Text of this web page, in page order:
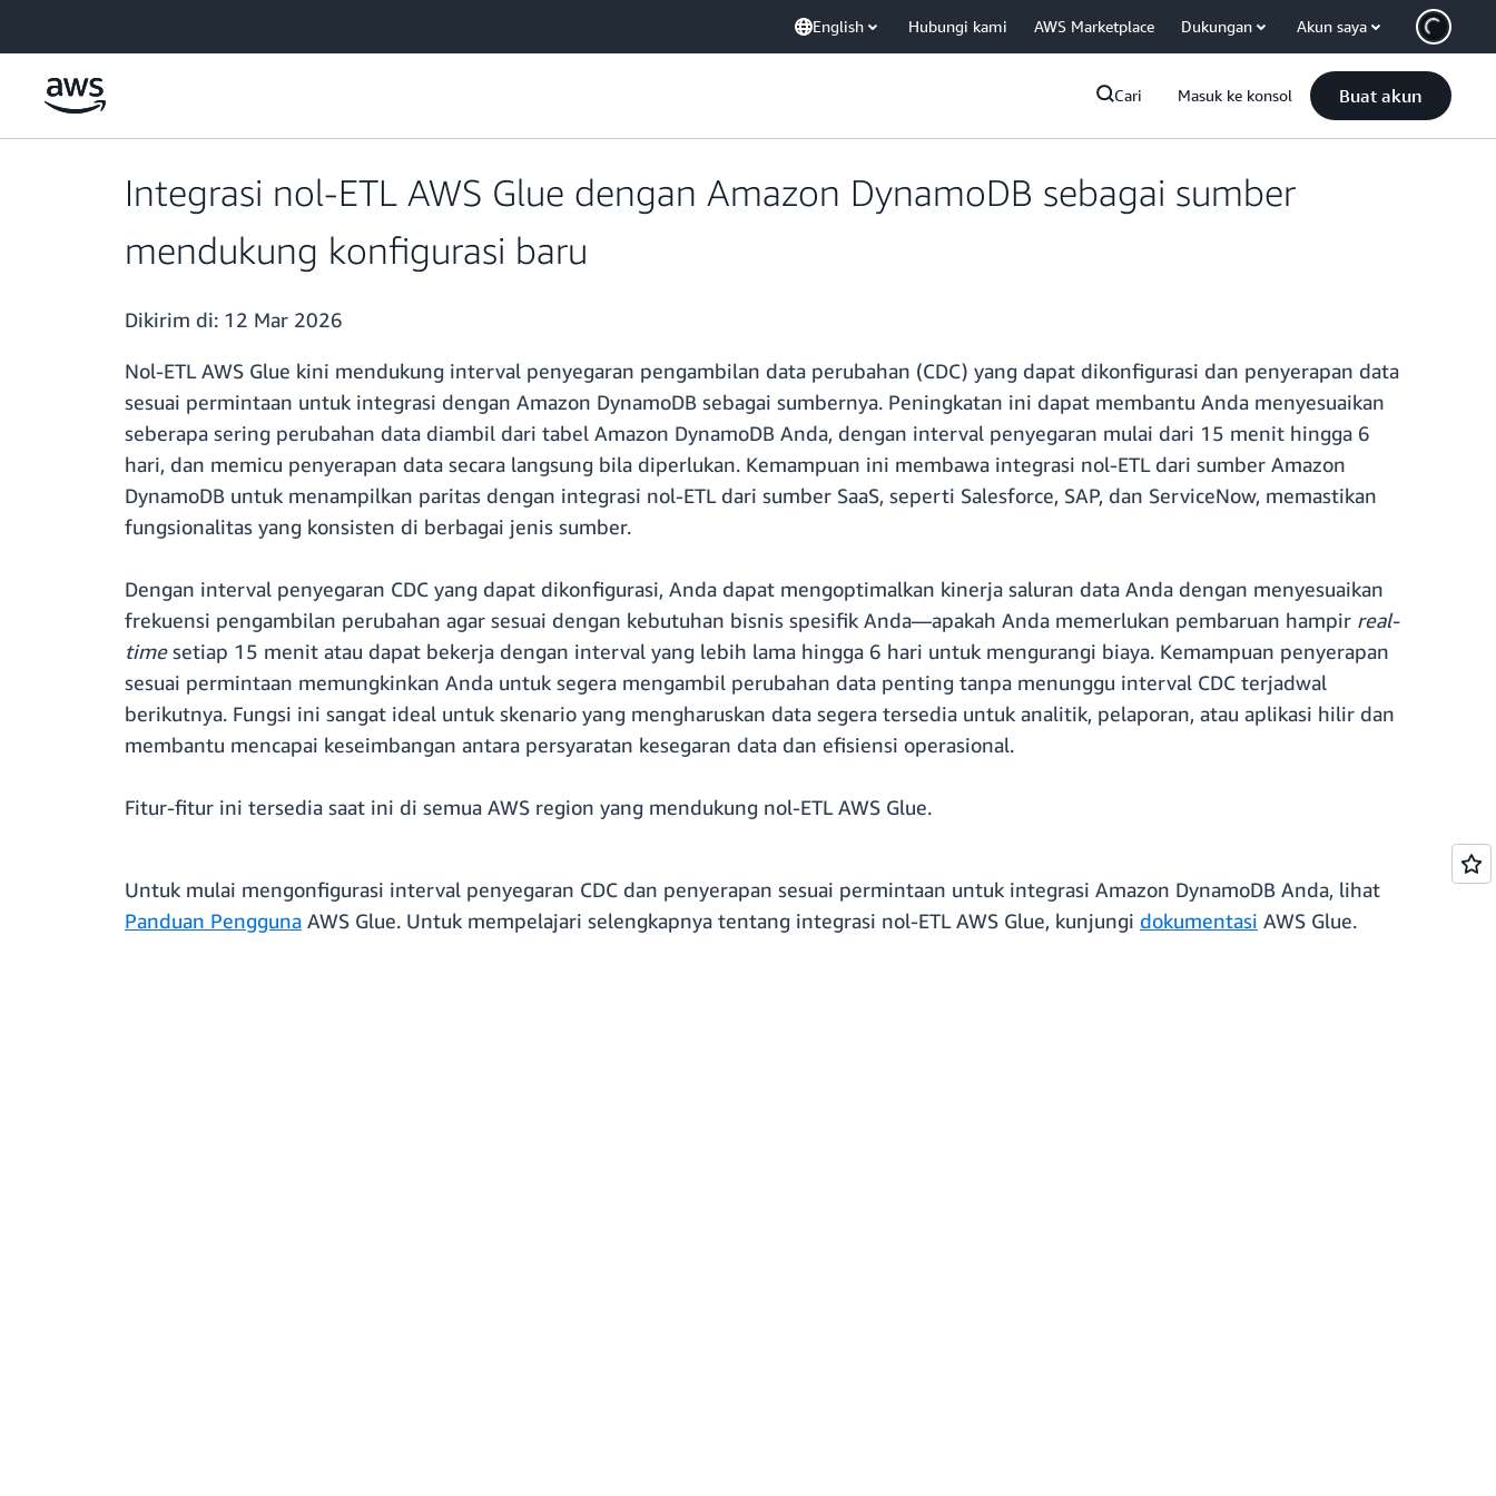
English Hubungi kami AWS Marketplace Dukungan Akun saya
Cari Masuk ke konsol Buat akun
Integrasi nol-ETL AWS Glue dengan Amazon DynamoDB sebagai sumber
mendukung konfigurasi baru
Dikirim di: 12 Mar 2026
Nol-ETL AWS Glue kini mendukung interval penyegaran pengambilan data perubahan (CDC) yang dapat dikonfigurasi dan penyerapan data
sesuai permintaan untuk integrasi dengan Amazon DynamoDB sebagai sumbernya. Peningkatan ini dapat membantu Anda menyesuaikan
seberapa sering perubahan data diambil dari tabel Amazon DynamoDB Anda, dengan interval penyegaran mulai dari 15 menit hingga 6
hari, dan memicu penyerapan data secara langsung bila diperlukan. Kemampuan ini membawa integrasi nol-ETL dari sumber Amazon
DynamoDB untuk menampilkan paritas dengan integrasi nol-ETL dari sumber SaaS, seperti Salesforce, SAP, dan ServiceNow, memastikan
fungsionalitas yang konsisten di berbagai jenis sumber.
Dengan interval penyegaran CDC yang dapat dikonfigurasi, Anda dapat mengoptimalkan kinerja saluran data Anda dengan menyesuaikan
frekuensi pengambilan perubahan agar sesuai dengan kebutuhan bisnis spesifik Anda—apakah Anda memerlukan pembaruan hampir real-
timesetiap 15 menit atau dapat bekerja dengan interval yang lebih lama hingga 6 hari untuk mengurangi biaya. Kemampuan penyerapan
sesuai permintaan memungkinkan Anda untuk segera mengambil perubahan data penting tanpa menunggu interval CDC terjadwal
berikutnya. Fungsi ini sangat ideal untuk skenario yang mengharuskan data segera tersedia untuk analitik, pelaporan, atau aplikasi hilir dan
membantu mencapai keseimbangan antara persyaratan kesegaran data dan efisiensi operasional.
Fitur-fitur ini tersedia saat ini di semua AWS region yang mendukung nol-ETL AWS Glue.
Untuk mulai mengonfigurasi interval penyegaran CDC dan penyerapan sesuai permintaan untuk integrasi Amazon DynamoDB Anda, lihat
Panduan Pengguna AWS Glue. Untuk mempelajari selengkapnya tentang integrasi nol-ETL AWS Glue, kunjungi dokumentasi AWS Glue.